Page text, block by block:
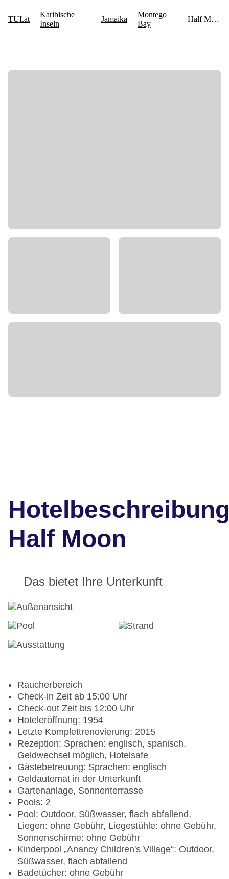
Half Moon
Das bietet Ihre Unterkunft
Raucherbereich
Check-in Zeit ab 15:00 Uhr
Check-out Zeit bis 12:00 Uhr
Hoteleröffnung: 1954
Letzte Komplettrenovierung: 2015
Rezeption: Sprachen: englisch, spanisch,
Geldwechsel möglich, Hotelsafe
Gästebetreuung: Sprachen: englisch
Geldautomat in der Unterkunft
Gartenanlage, Sonnenterrasse
Pools: 2
Pool: Outdoor, Süßwasser, flach abfallend,
Liegen: ohne Gebühr, Liegestühle: ohne Gebühr,
Sonnenschirme: ohne Gebühr
Kinderpool „Anancy Children's Village“: Outdoor,
Süßwasser, flach abfallend
Badetücher: ohne Gebühr